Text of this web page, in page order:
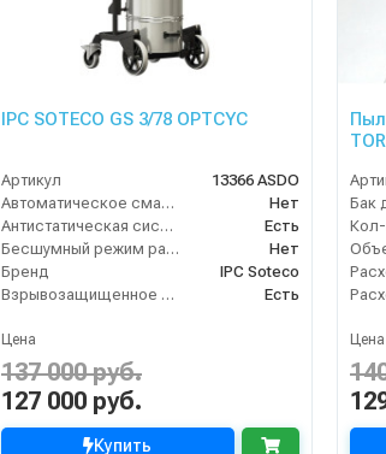
IPC SOTECO GS 3/78 OPTCYC
Артикул
13366 ASDO
Автоматическое сматывание кабеля
Нет
Антистатическая система
Есть
Бесшумный режим работы
Нет
Бренд
IPC Soteco
Взрывозащищенное исполнение
Есть
Цена
137 000 руб.
127 000 руб.
Купить
Кол-
Цена